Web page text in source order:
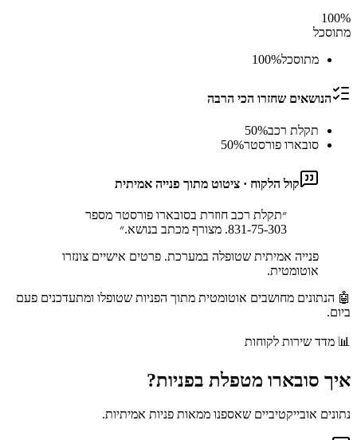
100%
מתוסכל
מתוסכל
100%
הנושאים שחזרו הכי הרבה
תקלת רכב 50%
סובארו פורסטר
50%
קול הלקוח · ציטוט מתוך פנייה אמיתית
״תקלת רכב חוזרת בסובארו פורסטר מספר
831-75-303. מצורף מכתב בנושא.
״
פנייה אמיתית שטופלה במערכת. פרטים אישיים צונזרו
אוטומטית.
🤖 הנתונים מחושבים אוטומטית מתוך הפניות שטופלו ומתעדכנים פעם
ביום.
📊 מדד שירות לקוחות
איך סובארו מטפלת בפניות?
נתונים אובייקטיביים שאספנו ממאות פניות אמיתיות.